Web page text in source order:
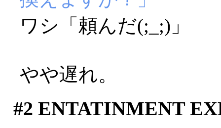
ワシ「頼んだ(;_;)」
やや遅れ。
#2 ENTATINMENT